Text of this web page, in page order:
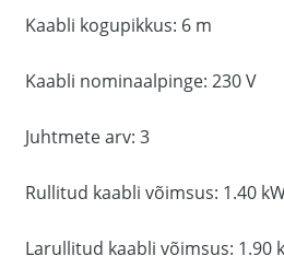
Kaabli kogupikkus: 6 m
Kaabli nominaalpinge: 230 V
Juhtmete arv: 3
Rullitud kaabli võimsus: 1.40
Larullitud kaabli võimsus: 1.90